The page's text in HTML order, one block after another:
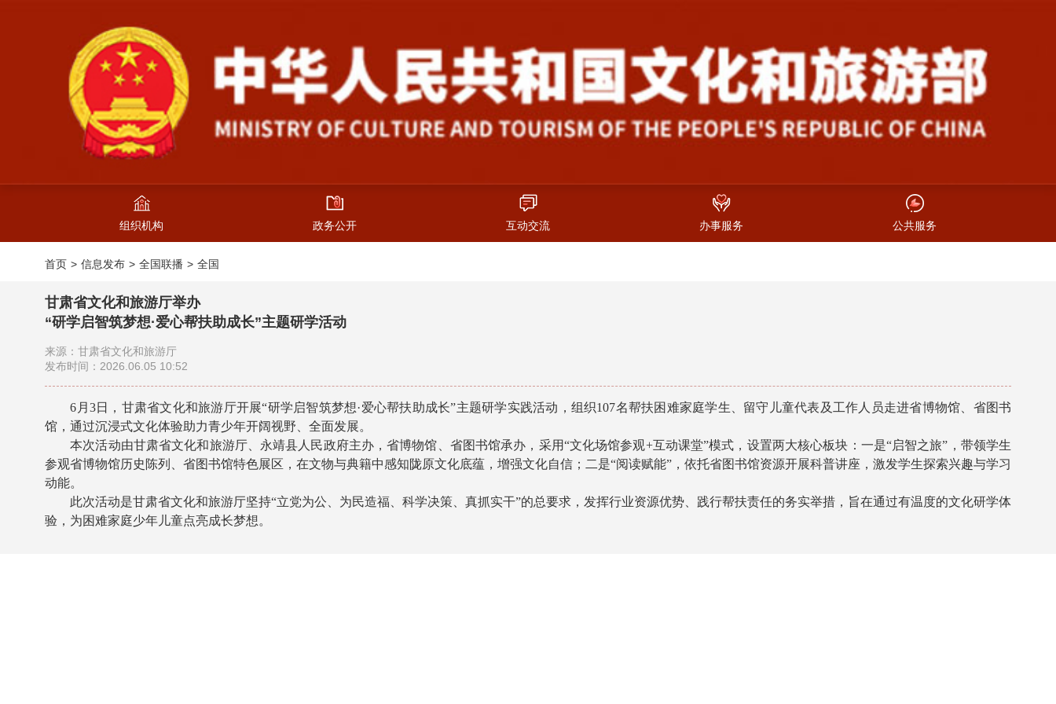
组织机构 政务公开 互动交流 办事服务 公共服务
首页 信息发布 全国联播 全国
甘肃省文化和旅游厅举办
“研学启智筑梦想·爱心帮扶助成长”主题研学活动
来源：甘肃省文化和旅游厅
发布时间：2026.06.05 10:52
6月3日，甘肃省文化和旅游厅开展“研学启智筑梦想·爱心帮扶助成长”主题研学实践活动，组织107名帮扶困难家庭学生、留守儿童代表及工作人员走进省博物馆、省图书
馆，通过沉浸式文化体验助力青少年开阔视野、全面发展。
本次活动由甘肃省文化和旅游厅、永靖县人民政府主办，省博物馆、省图书馆承办，采用“文化场馆参观+互动课堂”模式，设置两大核心板块：一是“启智之旅”，带领学生
参观省博物馆历史陈列、省图书馆特色展区，在文物与典籍中感知陇原文化底蕴，增强文化自信；二是“阅读赋能”，依托省图书馆资源开展科普讲座，激发学生探索兴趣与学习
动能。
此次活动是甘肃省文化和旅游厅坚持“立党为公、为民造福、科学决策、真抓实干”的总要求，发挥行业资源优势、践行帮扶责任的务实举措，旨在通过有温度的文化研学体
验，为困难家庭少年儿童点亮成长梦想。